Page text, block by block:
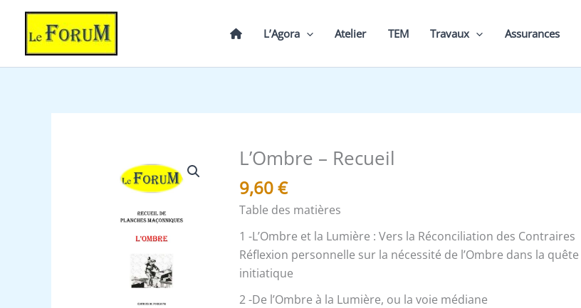
contenu
L’Agora Atelier TEM Travaux Assurances
L’Ombre – Recueil
9,60€
Table des matières
1 -L’Ombre et la Lumière : Vers la Réconciliation des Contraires
Réflexion personnelle sur la nécessité de l’Ombre dans la quête
initiatique
2 -De l’Ombre à la Lumière, ou la voie médiane
quantité
L’Ombre
-
Recueil